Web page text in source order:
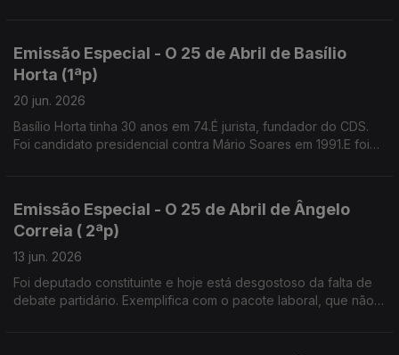
Emissão Especial - O 25 de Abril de Basílio
Horta (1ªp)
20 jun. 2026
Basílio Horta tinha 30 anos em 74.É jurista, fundador do CDS.
Foi candidato presidencial contra Mário Soares em 1991.E foi
Emissão Especial - O 25 de Abril de Ângelo
Correia ( 2ªp)
13 jun. 2026
Foi deputado constituinte e hoje está desgostoso da falta de
debate partidário. Exemplifica com o pacote laboral, que não